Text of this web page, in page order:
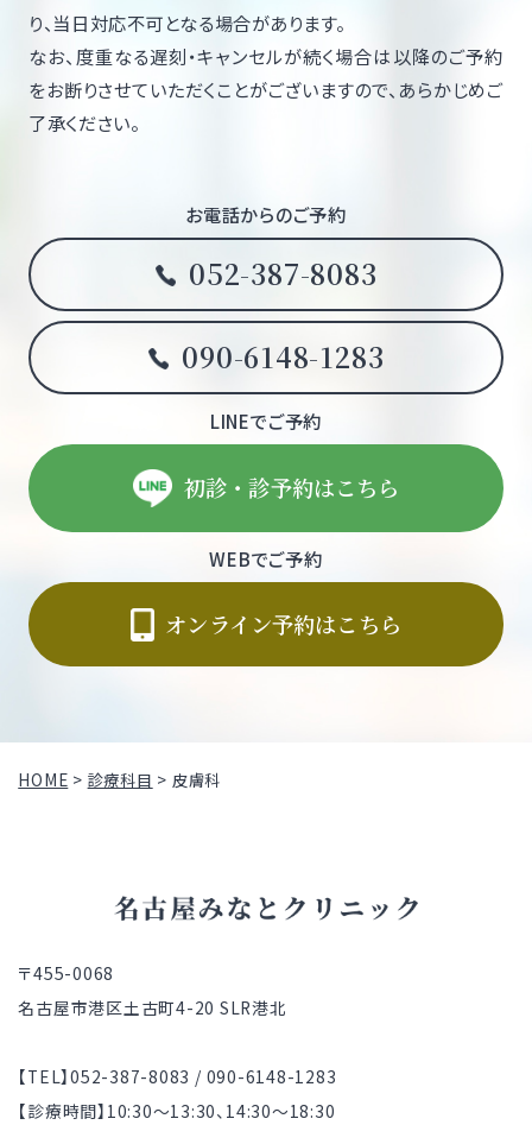
り、当日対応不可となる場合があります。
なお、度重なる遅刻・キャンセルが続く場合は以降のご予約
をお断りさせていただくことがございますので、あらかじめご
了承ください。
お電話からのご予約
052-387-8083
090-6148-1283
LINEでご予約
初診・診予約はこちら
WEBでご予約
オンライン予約はこちら
HOME > 診療科目 > 皮膚科
〒455-0068
名古屋市港区土古町4-20 SLR港北
【TEL】052-387-8083 / 090-6148-1283
【診療時間】10:30～13:30、14:30～18:30